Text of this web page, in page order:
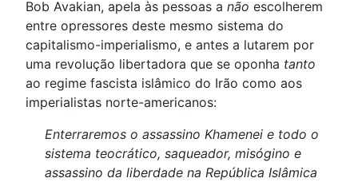
Bob Avakian, apela às pessoas a não escolherem
entre opressores deste mesmo sistema do
capitalismo-imperialismo, e antes a lutarem por
uma revolução libertadora que se oponha tanto
ao regime fascista islâmico do Irão como aos
imperialistas norte-americanos:
Enterraremos o assassino Khamenei e todo o
sistema teocrático, saqueador, misógino e
assassino da liberdade na República Islâmica